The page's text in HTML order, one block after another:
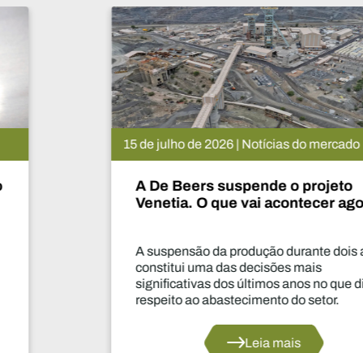
15 de julho de 2026 | Notícias do mercado
A De Beers suspende o projeto
Venetia. O que vai acontecer agora?
A suspensão da produção durante dois anos
constitui uma das decisões mais
significativas dos últimos anos no que diz
respeito ao abastecimento do setor.
Leia mais